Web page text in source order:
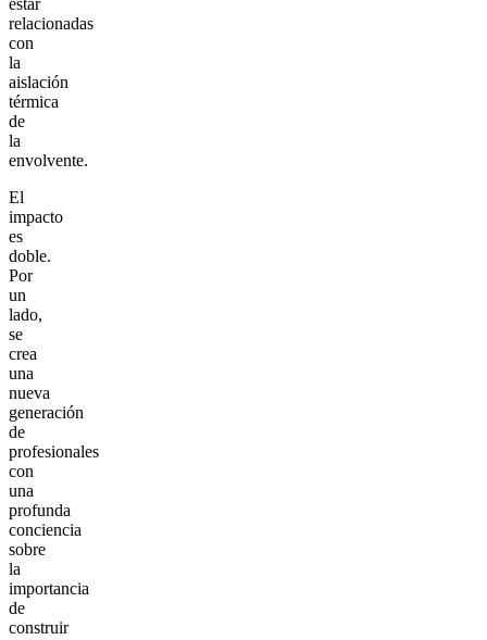
estar
relacionadas
con
la
aislación
térmica
de
la
envolvente.
El
impacto
es
doble.
Por
un
lado,
se
crea
una
nueva
generación
de
profesionales
con
una
profunda
conciencia
sobre
la
importancia
de
construir